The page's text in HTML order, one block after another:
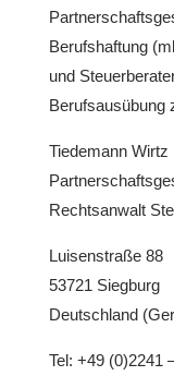
Berufshaftung
und
Berufsausübung
Tiedemann Wirtz
Rechtsanwalt
Luisenstraße 88
53721 Siegburg
Deutschland
Tel: +49 (0)2241